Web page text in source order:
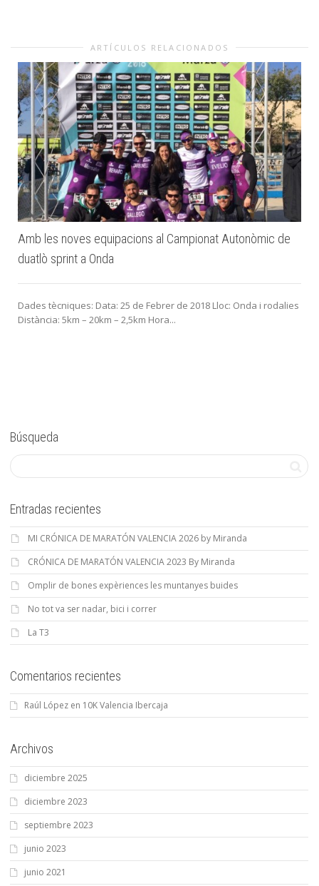
ARTÍCULOS RELACIONADOS
Amb les noves equipacions al Campionat Autonòmic de
duatlò sprint a Onda
Dades tècniques: Data: 25 de Febrer de 2018 Lloc: Onda i rodalies
Distància: 5km – 20km – 2,5km Hora...
Búsqueda
Entradas recientes
MI CRÓNICA DE MARATÓN VALENCIA 2026 by Miranda
CRÓNICA DE MARATÓN VALENCIA 2023 By Miranda
Omplir de bones expèriences les muntanyes buides
No tot va ser nadar, bici i correr
La T3
Comentarios recientes
Raúl López en 10K Valencia Ibercaja
Archivos
diciembre 2025
diciembre 2023
septiembre 2023
junio 2023
junio 2021